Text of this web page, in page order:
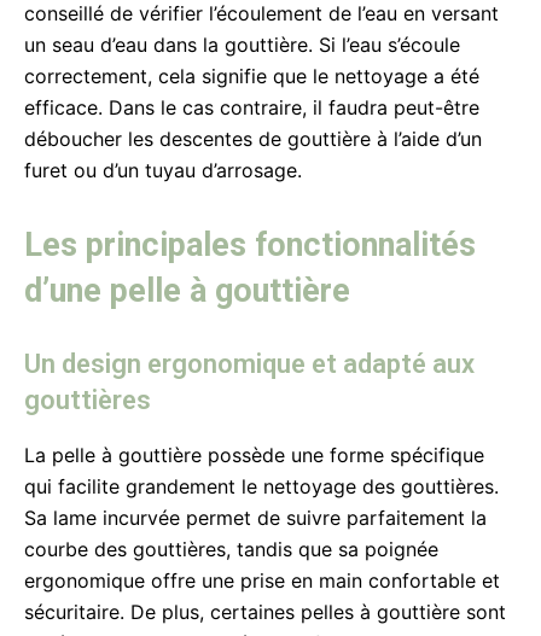
conseillé de vérifier l’écoulement de l’eau en versant
un seau d’eau dans la gouttière. Si l’eau s’écoule
correctement, cela signifie que le nettoyage a été
efficace. Dans le cas contraire, il faudra peut-être
déboucher les descentes de gouttière à l’aide d’un
furet ou d’un tuyau d’arrosage.
Les principales fonctionnalités
d’une pelle à gouttière
Un design ergonomique et adapté aux
gouttières
La pelle à gouttière possède une forme spécifique
qui facilite grandement le nettoyage des gouttières.
Sa lame incurvée permet de suivre parfaitement la
courbe des gouttières, tandis que sa poignée
ergonomique offre une prise en main confortable et
sécuritaire. De plus, certaines pelles à gouttière sont